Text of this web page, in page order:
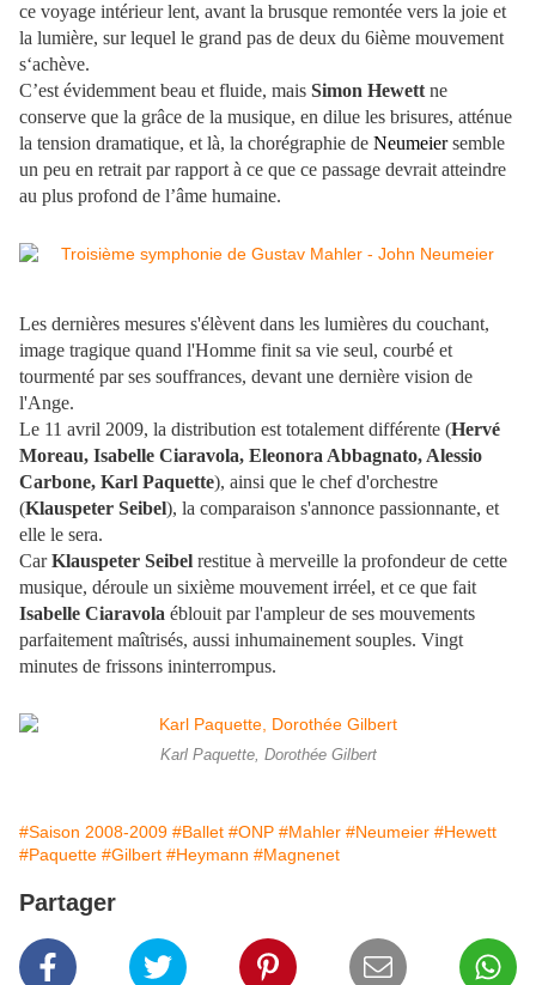
ce voyage intérieur lent, avant la brusque remontée vers la joie et
la lumière, sur lequel le grand pas de deux du 6ième mouvement
s‘achève.
C’est évidemment beau et fluide, mais Simon Hewett ne
conserve que la grâce de la musique, en dilue les brisures, atténue
la tension dramatique, et là, la chorégraphie de Neumeiersemble
un peu en retrait par rapport à ce que ce passage devrait atteindre
au plus profond de l’âme humaine.
Les dernières mesures s'élèvent dans les lumières du couchant,
image tragique quand l'Homme finit sa vie seul, courbé et
tourmenté par ses souffrances, devant une dernière vision de
l'Ange.
Le 11 avril 2009, la distribution est totalement différente (Hervé
Moreau, Isabelle Ciaravola, Eleonora Abbagnato, Alessio
Carbone, Karl Paquette), ainsi que le chef d'orchestre
(Klauspeter Seibel), la comparaison s'annonce passionnante, et
elle le sera.
Car Klauspeter Seibel restitue à merveille la profondeur de cette
musique, déroule un sixième mouvement irréel, et ce que fait
Isabelle Ciaravola éblouit par l'ampleur de ses mouvements
parfaitement maîtrisés, aussi inhumainement souples. Vingt
minutes de frissons ininterrompus.
Karl Paquette, Dorothée Gilbert
#Saison 2008-2009 #Ballet #ONP #Mahler #Neumeier #Hewett
#Paquette #Gilbert #Heymann #Magnenet
Partager